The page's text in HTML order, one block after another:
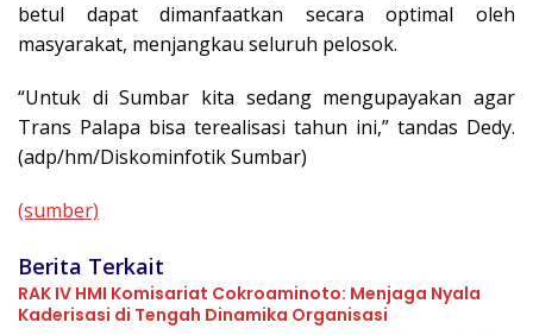
betul dapat dimanfaatkan secara optimal oleh
masyarakat, menjangkau seluruh pelosok.
“Untuk di Sumbar kita sedang mengupayakan agar
Trans Palapa bisa terealisasi tahun ini,” tandas Dedy.
(adp/hm/Diskominfotik Sumbar)
(sumber)
Berita Terkait
RAK IV HMI Komisariat Cokroaminoto: Menjaga Nyala
Kaderisasi di Tengah Dinamika Organisasi